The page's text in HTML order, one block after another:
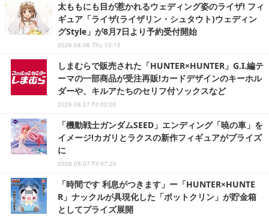
太ももにも目が惹かれるウェディング姿のライザ! フィ
ギュア「ライザ(ライザリン・シュタウト)ウェディン
グStyle」が8月7日より予約受付開始
2026.08.06 Thu 10:15
しまむらで販売された「HUNTER×HUNTER」G.I.編テ
ーマの一部商品が受注再販!カードデザインのキーホル
ダーや、キルアたちのセリフ付ソックスなど
2026.08.07 Fri 02:00
「機動戦士ガンダムSEED」エンディング「暁の車」を
イメージ!カガリとラクスの新作フィギュアがプライズ
に
2026.08.07 Fri 07:20
「時間です 利息がつきます」ー「HUNTER×HUNTE
R」ナックルが具現化した「ポットクリン」が貯金箱
としてプライズ展開